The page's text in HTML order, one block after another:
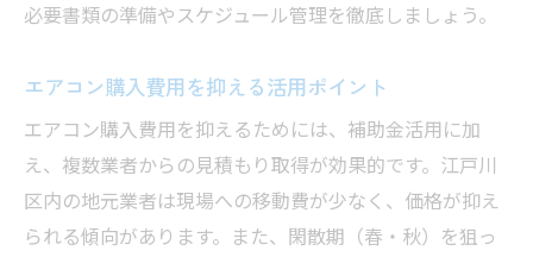
必要書類の準備やスケジュール管理を徹底しましょう。
エアコン購入費用を抑える活用ポイント
エアコン購入費用を抑えるためには、補助金活用に加
え、複数業者からの見積もり取得が効果的です。江戸川
区内の地元業者は現場への移動費が少なく、価格が抑え
られる傾向があります。また、閑散期（春・秋）を狙っ